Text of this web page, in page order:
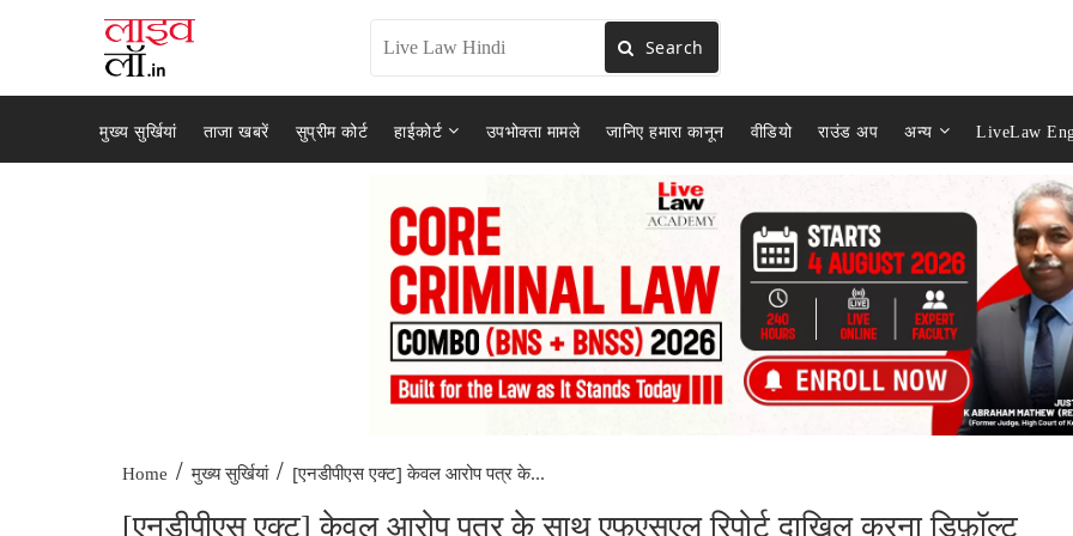
Search
मुख्य सुर्खियां ताजा खबरें सुप्रीम कोर्ट हाईकोर्ट उपभोक्ता मामले जानिए हमारा कानून वीडियो राउंड अप अन्य LiveLaw
Home / मुख्य सुर्खियां / [एनडीपीएस एक्ट] केवल आरोप पत्र के...
[एनडीपीएस एक्ट] केवल आरोप पत्र के साथ एफएसएल रिपोर्ट दाखिल करना डिफ़ॉल्ट